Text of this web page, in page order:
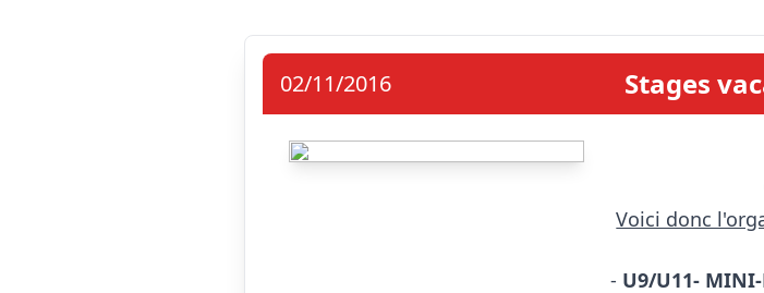
02/11/2016 Stages
Voici donc
- U9/U11- MINI-